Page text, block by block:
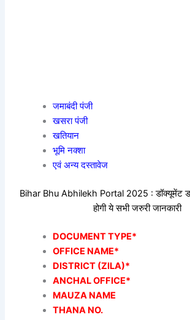
जमाबंदी पंजी
खसरा पंजी
खतियान
भूमि नक्शा
एवं अन्य दस्तावेज
Bihar Bhu Abhilekh Portal 2025 : डॉक्यूमेंट
होगी ये सभी जरुरी जानकारी
DOCUMENT TYPE*
OFFICE NAME*
DISTRICT (ZILA)*
ANCHAL OFFICE*
MAUZA NAME
THANA NO.